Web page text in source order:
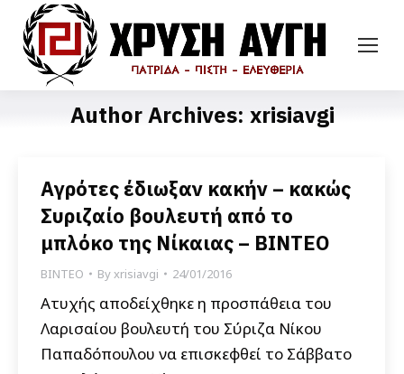
Author Archives: xrisiavgi
Αγρότες έδιωξαν κακήν – κακώς
Συριζαίο βουλευτή από το
μπλόκο της Νίκαιας – ΒΙΝΤΕΟ
ΒΙΝΤΕΟ Byxrisiavgi 24/01/2016
Ατυχής αποδείχθηκε η προσπάθεια του
Λαρισαίου βουλευτή του Σύριζα Νίκου
Παπαδόπουλου να επισκεφθεί το Σάββατο